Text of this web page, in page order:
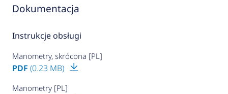
Dokumentacja
Instrukcje obsługi
Manometry, skrócona [PL]
PDF (0.23 MB)
Manometry [PL]